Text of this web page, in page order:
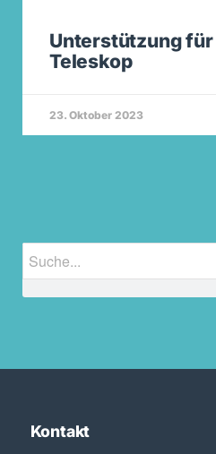
Unterstützung
Teleskop
23. Oktober 2023
Kontakt